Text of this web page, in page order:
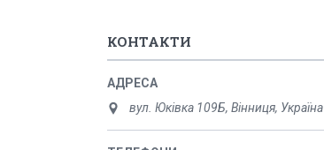
КОНТАКТИ
вул. Юківка 109Б, Вінниця, Україна